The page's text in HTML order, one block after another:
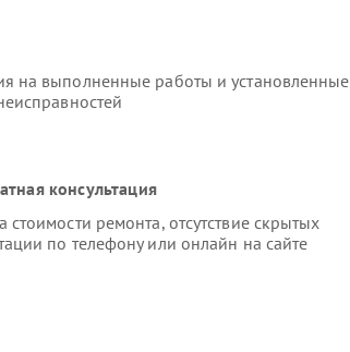
на выполненные работы и установленные
консультация
ремонта, отсутствие скрытых
по телефону или онлайн на сайте